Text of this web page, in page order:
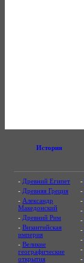
История
- Древний Египет
- Древняя Греция
- Александр
Македонский
- Древний Рим
- Византийская
империя
- Великие
географические
открытия
-
-
-
-
-
-
-
-
-